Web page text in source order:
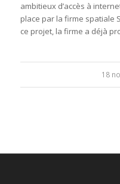
ambitieux d’accès à
place par la firme spatiale
ce projet, la firme a déjà
18